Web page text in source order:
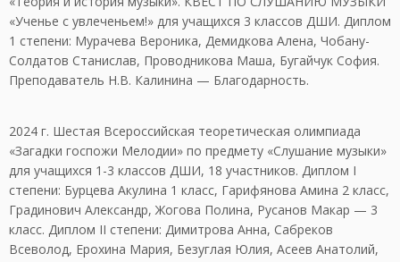
«Ученье с увлеченьем!» для учащихся 3 классов ДШИ. Диплом
1 степени: Мурачева Вероника, Демидкова Алена, Чобану-
Солдатов Станислав, Проводникова Маша, Бугайчук София.
Преподаватель Н.В. Калинина — Благодарность.
2024 г. Шестая Всероссийская теоретическая олимпиада
«Загадки госпожи Мелодии» по предмету «Слушание музыки»
для учащихся 1-3 классов ДШИ, 18 участников. Диплом I
степени: Бурцева Акулина 1 класс, Гарифянова Амина 2 класс,
Градинович Александр, Жогова Полина, Русанов Макар — 3
класс. Диплом II степени: Димитрова Анна, Сабреков
Всеволод, Ерохина Мария, Безуглая Юлия, Асеев Анатолий,